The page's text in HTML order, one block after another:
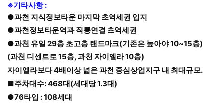
※기타사항 :
●과천 지식정보타운 마지막 초역세권 입지
●과천정보타운역과 직통연결 초역세권
●과천 유일 29층 초고층 랜드마크(기존은 높아야 10~15층)
(과천 디센트로 15층, 과천 자이엘라 10층)
자이엘라보다 4배이상 넓은 과천 중심상업지구 내 최대규모.
■주차대수: 468대(세대당 1.3대)
●76타입 : 108세대